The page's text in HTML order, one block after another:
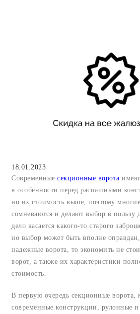
18.01.2023
Современные секционные ворота
в особенности перед распашными
но их стоимость выше, поэтому
сомневаются и делают выбор в пользу
дело касается какого-то старого
но выбор может быть вполне
надежные ворота, то экономить не
ворот, а также их характеристики
стоимость.
В первую очередь секционные ворота,
современные конструкции, рулонные и